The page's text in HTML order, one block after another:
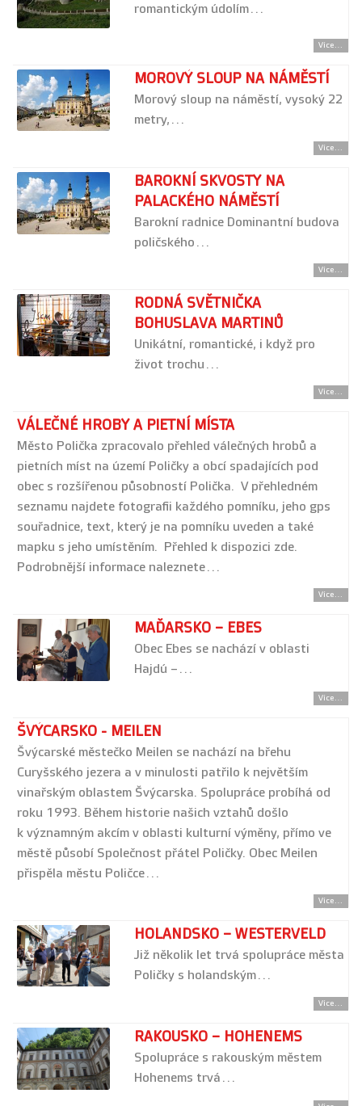
romantickým údolím…
Více...
MOROVÝ SLOUP NA NÁMĚSTÍ
Morový sloup na náměstí, vysoký 22
metry,…
Více...
BAROKNÍ SKVOSTY NA
PALACKÉHO NÁMĚSTÍ
Barokní radnice Dominantní budova
poličského…
Více...
RODNÁ SVĚTNIČKA
BOHUSLAVA MARTINŮ
Unikátní, romantické, i když pro
život trochu…
Více...
VÁLEČNÉ HROBY A PIETNÍ MÍSTA
Město Polička zpracovalo přehled válečných hrobů a
pietních míst na území Poličky a obcí spadajících pod
obec s rozšířenou působností Polička. V přehledném
seznamu najdete fotografii každého pomníku, jeho gps
souřadnice, text, který je na pomníku uveden a také
mapku s jeho umístěním. Přehled k dispozici zde.
Podrobnější informace naleznete…
Více...
MAĎARSKO – EBES
Obec Ebes se nachází v oblasti
Hajdú –…
Více...
ŠVÝCARSKO - MEILEN
Švýcarské městečko Meilen se nachází na břehu
Curyšského jezera a v minulosti patřilo k největším
vinařským oblastem Švýcarska. Spolupráce probíhá od
roku 1993. Během historie našich vztahů došlo
k významným akcím v oblasti kulturní výměny, přímo ve
městě působí Společnost přátel Poličky. Obec Meilen
přispěla městu Poličce…
Více...
HOLANDSKO – WESTERVELD
Již několik let trvá spolupráce města
Poličky s holandským…
Více...
RAKOUSKO – HOHENEMS
Spolupráce s rakouským městem
Hohenems trvá…